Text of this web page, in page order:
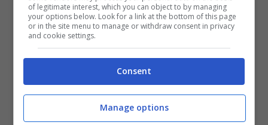
Silvia Toffanin e Pier Silvio Berlusconi
of legitimate interest, which you can object to by managing
your options below. Look for a link at the bottom of this page
or in the site menu to manage or withdraw consent in privacy
and cookie settings.
Consent
Manage options